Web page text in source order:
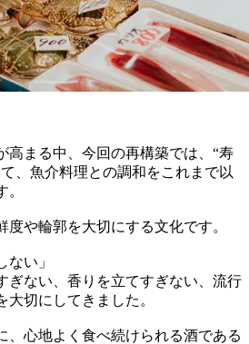
高まる中、今回の再構築では、“寿
、魚介料理との調和をこれまで以
。
や輪郭を大切にする文化です。
ない」
ぎない、香りを立てすぎない、流行
大切にしてきました。
、心地よく食べ続けられる酒である